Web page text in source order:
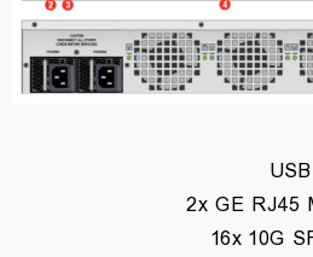
2x GE RJ45
16x 10G